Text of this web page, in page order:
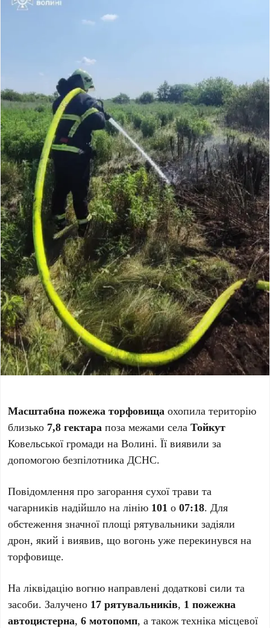
Масштабна пожежа торфовища охопила територію
близько 7,8 гектара поза межами селаТойкут
Ковельської громади на Волині. Її виявили за
допомогою безпілотника ДСНС.
Повідомлення про загорання сухої трави та
чагарників надійшло на лінію 101 о07:18. Для
обстеження значної площі рятувальники задіяли
дрон, який і виявив, що вогонь уже перекинувся на
торфовище.
На ліквідацію вогню направлені додаткові сили та
засоби. Залучено 17 рятувальників, 1 пожежна
автоцистерна,6 мотопомп, а також техніка місцевої